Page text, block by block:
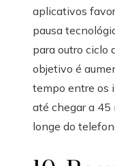
aplicativos
pausa
para outro ciclo
objetivo é
tempo entre os
até chegar a 45
longe do